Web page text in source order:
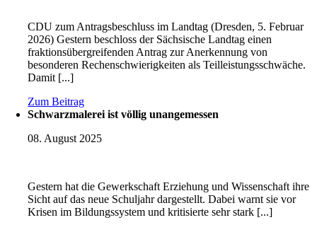
CDU zum Antragsbeschluss im Landtag (Dresden, 5. Februar
2026) Gestern beschloss der Sächsische Landtag einen
fraktionsübergreifenden Antrag zur Anerkennung von
besonderen Rechenschwierigkeiten als Teilleistungsschwäche.
Damit [...]
Zum Beitrag
Schwarzmalerei ist völlig unangemessen
08. August 2025
Gestern hat die Gewerkschaft Erziehung und Wissenschaft ihre
Sicht auf das neue Schuljahr dargestellt. Dabei warnt sie vor
Krisen im Bildungssystem und kritisierte sehr stark [...]